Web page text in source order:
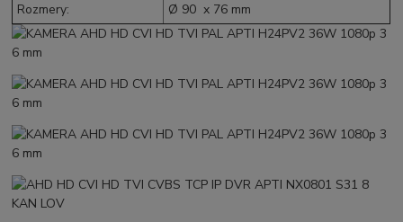
Rozmery: Ø 90 x 76 mm